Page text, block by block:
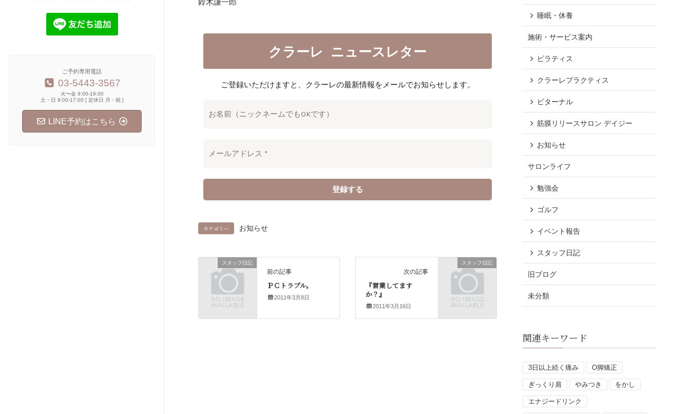
ご予約専用電話
03-5443-3567
火〜金 9:00-19:00
土・日 9:00-17:00 [ 定休日 月・祝 ]
LINE予約はこちら
鈴木謙一郎
クラーレ ニュースレター
ご登録いただけますと、クラーレの最新情報をメールでお知らせします。
カテゴリー お知らせ
スタッフ日記
前の記事
ＰＣトラブル。
2011年3月8日
スタッフ日記
次の記事
『営業してます
か？』
2011年3月16日
睡眠・休養
施術・サービス案内
ピラティス
クラーレプラクティス
ビターナル
筋膜リリースサロン デイジー
お知らせ
サロンライフ
勉強会
ゴルフ
イベント報告
スタッフ日記
旧ブログ
未分類
関連キーワード
3日以上続く痛み O脚矯正
ぎっくり肩 やみつき をかし
エナジードリンク